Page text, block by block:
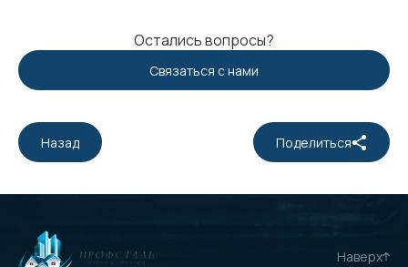
Остались вопросы?
Связаться с нами
Назад Поделиться
Наверх